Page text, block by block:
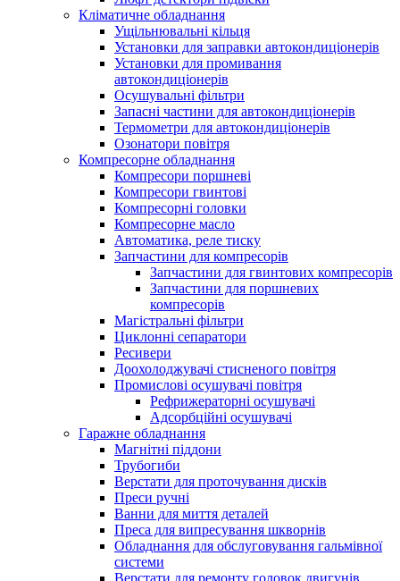
Кліматичне обладнання
Ущільнювальні кільця
Установки для заправки автокондиціонерів
Установки для промивання
автокондиціонерів
Осушувальні фільтри
Запасні частини для автокондиціонерів
Термометри для автокондиціонерів
Озонатори повітря
Компресорне обладнання
Компресори поршневі
Компресори гвинтові
Компресорні головки
Компресорне масло
Автоматика, реле тиску
Запчастини для компресорів
Запчастини для гвинтових компресорів
Запчастини для поршневих
компресорів
Магістральні фільтри
Циклонні сепаратори
Ресивери
Доохолоджувачі стисненого повітря
Промислові осушувачі повітря
Рефрижераторні осушувачі
Адсорбційні осушувачі
Гаражне обладнання
Магнітні піддони
Трубогиби
Верстати для проточування дисків
Преси ручні
Ванни для миття деталей
Преса для випресування шкворнів
Обладнання для обслуговування гальмівної
системи
Верстати для ремонту головок двигунів